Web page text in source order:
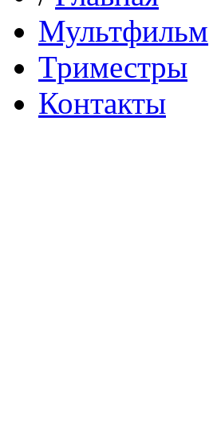
Мультфильм
Триместры
Контакты